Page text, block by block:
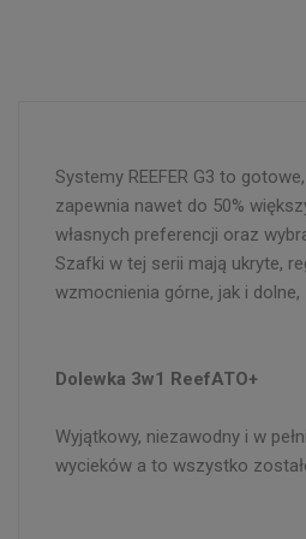
Systemy REEFER G3 to
zapewnia nawet do 50%
własnych preferencji oraz
Szafki w tej serii mają ukryte,
wzmocnienia górne, jak i
Dolewka 3w1 ReefATO+
Wyjątkowy, niezawodny i w
wycieków a to wszystko